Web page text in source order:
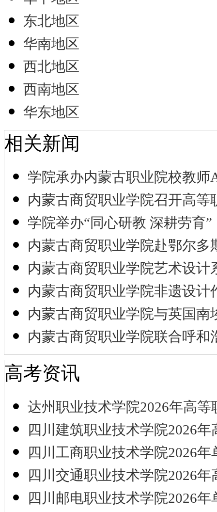
东北地区
华南地区
西北地区
西南地区
华东地区
相关新闻
学院承办内蒙古职业院校教师
内蒙古商贸职业学院召开高等
学院举办“同心研教 深耕劳育”
内蒙古商贸职业学院赴鄂尔多
内蒙古商贸职业学院艺术设计
内蒙古商贸职业学院非遗设计
内蒙古商贸职业学院与英国南
内蒙古商贸职业学院联合呼和
高考资讯
达州职业技术学院2026年高等
四川建筑职业技术学院2026年
四川工商职业技术学院2026年
四川交通职业技术学院2026年
四川邮电职业技术学院2026年